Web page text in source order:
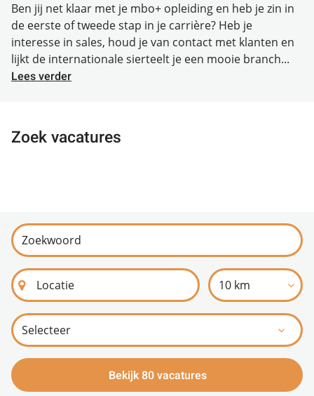
Ben jij net klaar met je mbo+ opleiding en heb je zin in
de eerste of tweede stap in je carrière? Heb je
interesse in sales, houd je van contact met klanten en
lijkt de internationale sierteelt je een mooie branch...
Lees verder
Zoek vacatures
10 km
Bekijk 80 vacatures